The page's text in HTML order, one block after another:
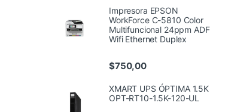
Impresora EPSON
WorkForce C-5810 Color
Multifuncional 24ppm ADF
Wifi Ethernet Duplex
$750,00
XMART UPS ÓPTIMA 1.5K
OPT-RT10-1.5K-120-UL